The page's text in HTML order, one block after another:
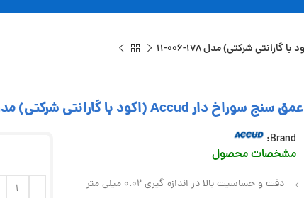
عمق سنج سوراخ دار Accud (اکود با گارانتی شرکتی) مدل 178-006-11
Brand:
مشخصات محصول
دقت و حساسیت بالا در اندازه گیری 0.02 میلی متر